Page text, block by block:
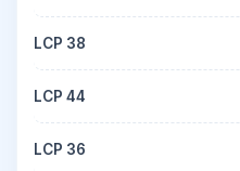
LCP 38
LCP 44
LCP 36